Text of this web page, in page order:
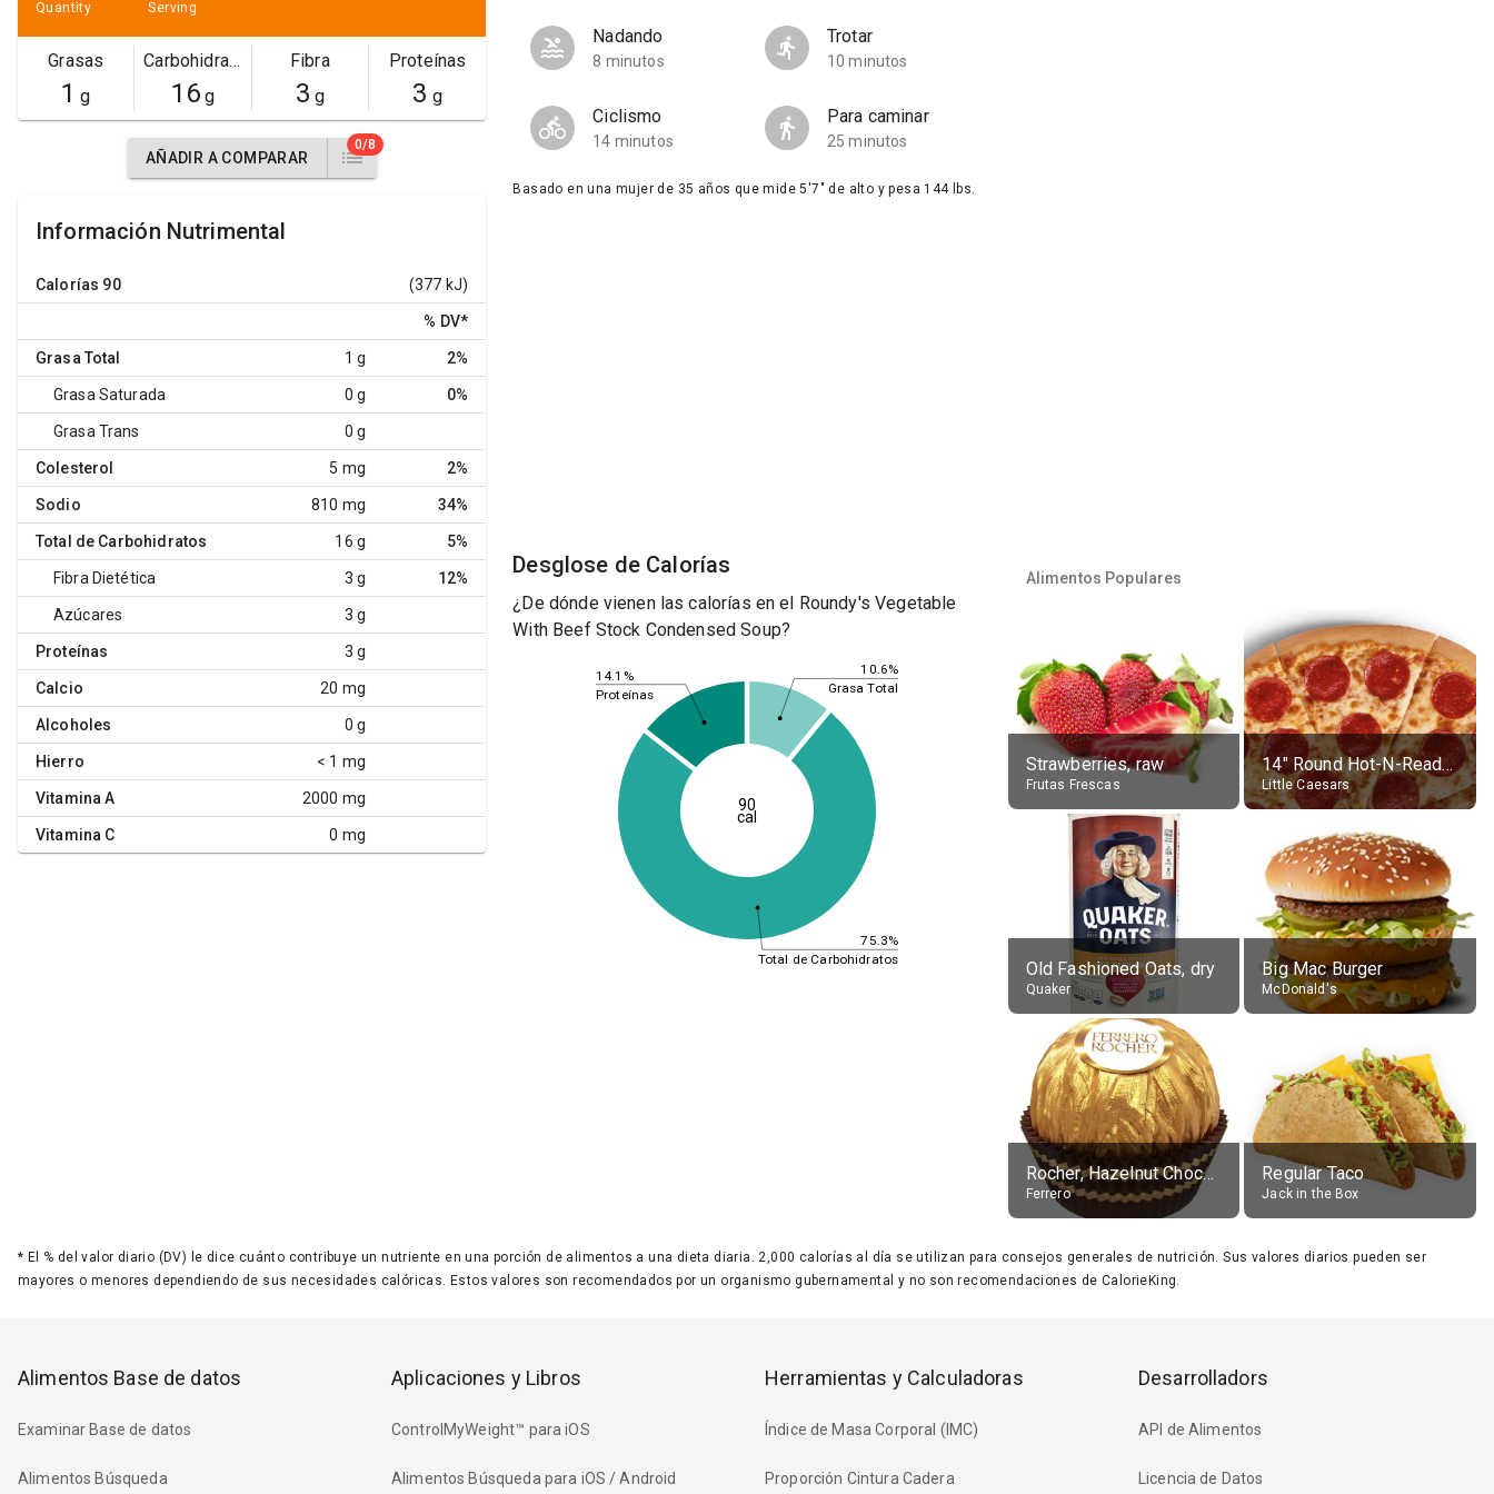
Quantity Serving
Grasas
1 g
Carbohidratos
16g
Fibra
3 g
Proteínas
3 g
AÑADIR A COMPARAR
0/8
Información Nutrimental
Calorías 90 (377 kJ)
% DV*
Grasa Total 1 g 2%
Grasa Saturada 0 g 0%
Grasa Trans 0 g
Colesterol 5 mg 2%
Sodio 810 mg 34%
Total de Carbohidratos 16 g 5%
Fibra Dietética 3 g 12%
Azúcares 3 g
Proteínas 3 g
Calcio 20 mg
Alcoholes 0 g
Hierro < 1 mg
Vitamina A 2000 mg
Vitamina C 0 mg
Nadando
8 minutos
Trotar
10 minutos
Ciclismo
14 minutos
Para caminar
25 minutos
Basado en una mujer de 35 años que mide 5'7" de alto y pesa 144 lbs.
Desglose de Calorías
¿De dónde vienen las calorías en el Roundy's Vegetable
With Beef Stock Condensed Soup?
10.6%
75.3%
14.1%
Grasa Total
Total de Carbohidratos
Proteínas
90
cal
Alimentos Populares
Strawberries, raw
Frutas Frescas
14" Round Hot-N-Ready Pepperoni Pizza
Little Caesars
Old Fashioned Oats, dry
Quaker
Big Mac Burger
McDonald's
Rocher, Hazelnut Chocolate Ball
Ferrero
Regular Taco
Jack in the Box
* El % del valor diario (DV) le dice cuánto contribuye un nutriente en una porción de alimentos a una dieta diaria. 2,000 calorías al día se utilizan para consejos generales de nutrición. Sus valores diarios pueden ser
mayores o menores dependiendo de sus necesidades calóricas. Estos valores son recomendados por un organismo gubernamental y no son recomendaciones de CalorieKing.
Alimentos Base de datos
Examinar Base de datos
Alimentos Búsqueda
Aplicaciones y Libros
ControlMyWeight™ para iOS
Alimentos Búsqueda para iOS / Android
Herramientas y Calculadoras
Índice de Masa Corporal (IMC)
Proporción Cintura Cadera
Desarrolladors
API de Alimentos
Licencia de Datos